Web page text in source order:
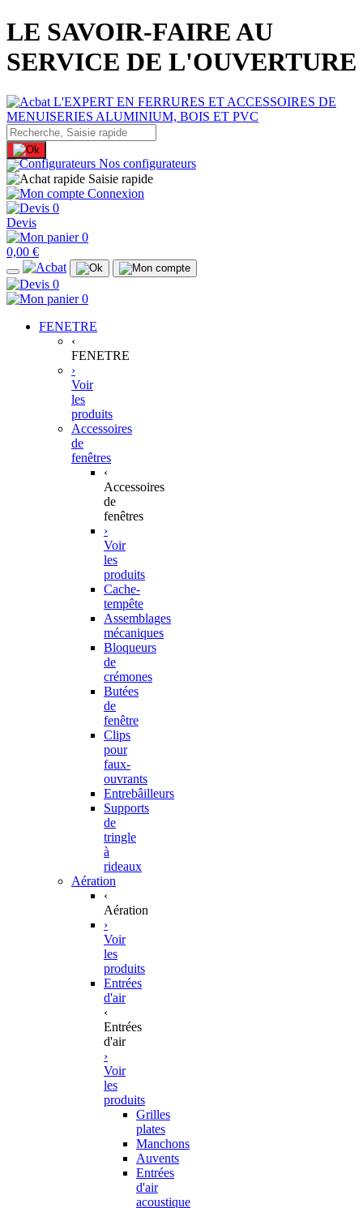
LE SAVOIR-FAIRE AU
SERVICE DE L'OUVERTURE
Nos configurateurs
Saisie rapide
Connexion
0
Devis
0
0,00 €
0
0
FENETRE
‹
FENETRE
›
Voir
les
produits
Accessoires
de
fenêtres
‹
Accessoires
de
fenêtres
›
Voir
les
produits
Cache-
tempête
Assemblages
mécaniques
Bloqueurs
de
crémones
Butées
de
fenêtre
Clips
pour
faux-
ouvrants
Entrebâilleurs
Supports
de
tringle
à
rideaux
Aération
‹
Aération
›
Voir
les
produits
Entrées
d'air
‹
Entrées
d'air
›
Voir
les
produits
Grilles
plates
Manchons
Auvents
Entrées
d'air
acoustique